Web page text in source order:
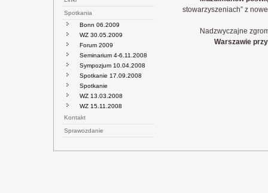
Spotkania
Bonn 06.2009
WZ 30.05.2009
Forum 2009
Seminarium 4-6.11.2008
Sympozjum 10.04.2008
Spotkanie 17.09.2008
Spotkanie
WZ 13.03.2008
WZ 15.11.2008
Kontakt
Sprawozdanie
stowarzyszeniach” z
Nadzwyczajne
Warszawie